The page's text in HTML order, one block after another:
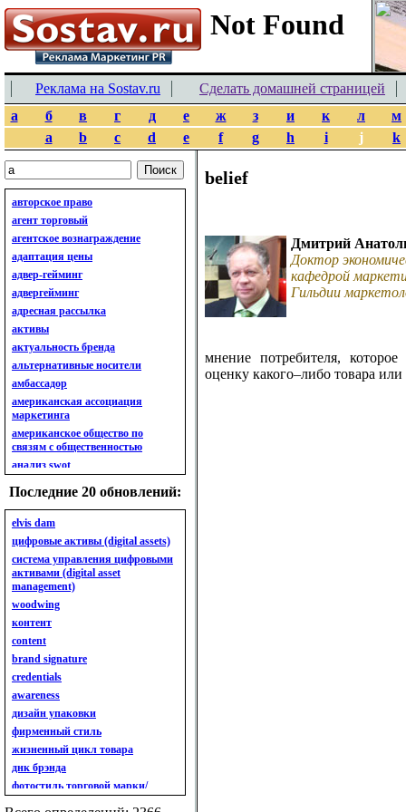
Реклама на Sostav.ru
Сделать домашней страницей
а
б в г д е ж з и к л
м
a
b c d e f g h i j k
авторское право
агент торговый
агентское вознаграждение
адаптация цены
адвер-гейминг
адвергейминг
адресная рассылка
активы
актуальность бренда
альтернативные носители
амбассадор
американская ассоциация
маркетинга
американское общество по
связям с общественностью
анализ swot
анализ бизнес-портфеля
анализ имиджа
анализ кластерный
анализ конкурентов
анализ кросс-культурных
особенностей
анализ мак кинси «7s»
анализ макросистемы
анализ маркетинговый
анализ рынка
анализ ситуационный
анализ экспертный
индивидуальный
анкета
ассортимент
ассортимент товарный.
планирование товарного
ассортимента
ассортимент. глубина
Последние 20 обновлений:
elvis dam
цифровые активы (digital assets)
система управления цифровыми
активами (digital asset
management)
woodwing
контент
content
brand signature
credentials
awareness
дизайн упаковки
фирменный стиль
жизненный цикл товара
днк брэнда
фотостиль торговой марки/
линейки продукции
belief
Дмитрий
Доктор
кафедрой
Гильдии
мнение потребителя,
оценку какого–либо товара или